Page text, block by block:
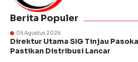
Berita Populer
05 Agustus 2026
Direktur Utama SIG Tinjau
Pastikan Distribusi Lancar